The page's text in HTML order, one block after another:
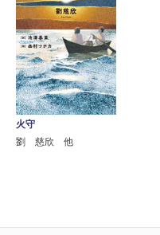
火守
劉 慈欣 他